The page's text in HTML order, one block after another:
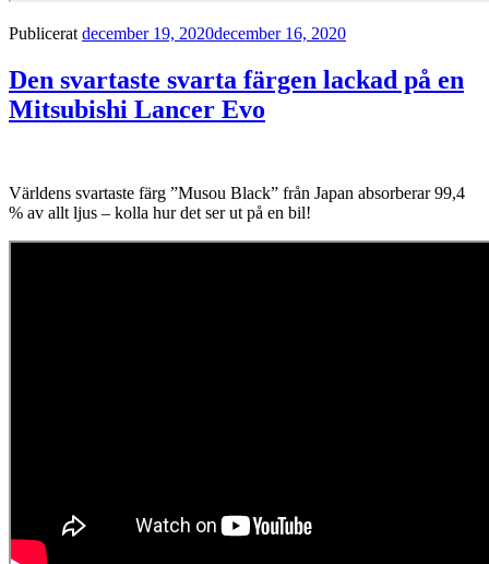
Publicerat december 19, 2020december 16, 2020
Den svartaste svarta färgen lackad på en
Mitsubishi Lancer Evo
Världens svartaste färg ”Musou Black” från Japan absorberar 99,4
% av allt ljus – kolla hur det ser ut på en bil!